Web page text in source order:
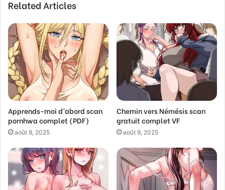
u
E
m
a
i
l
a
d
r
e
s
Related Articles
Apprends-moi d’abord scan
pornhwa complet (PDF)
août 9, 2025
Chemin vers Némésis scan
gratuit complet VF
août 9, 2025